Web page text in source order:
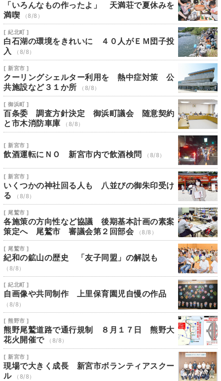
「いろんなもの作ったよ」 天満荘で夏休みを
満喫
（8/8）
[ 紀北町 ]
白石湖の環境をきれいに ４０人がＥＭ団子投
入
（8/8）
[ 新宮市 ]
クーリングシェルター利用を 熱中症対策 公
共施設など３１か所
（8/8）
[ 御浜町 ]
百条委 調査方針決定 御浜町議会 随意契約
と市木消防車庫
（8/8）
[ 新宮市 ]
飲酒運転にＮＯ 新宮市内で飲酒検問 （8/8）
[ 新宮市 ]
いくつかの神社回る人も 八並びの御朱印受け
る
（8/8）
[ 尾鷲市 ]
各施策の方向性など協議 後期基本計画の素案
策定へ 尾鷲市 審議会第２回部会
（8/8）
[ 尾鷲市 ]
紀和の鉱山の歴史 「友子同盟」の解説も
（8/8）
[ 紀北町 ]
自画像や共同制作 上里保育園児自慢の作品
（8/8）
[ 熊野市 ]
熊野尾鷲道路で通行規制 ８月１７日 熊野大
花火開催で
（8/8）
[ 新宮市 ]
現場で大きく成長 新宮市ボランティアスクー
ル
（8/8）